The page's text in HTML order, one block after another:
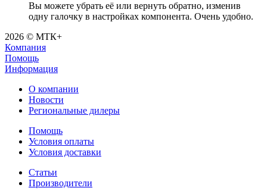
Вы можете убрать её или вернуть обратно, изменив
одну галочку в настройках компонента. Очень удобно.
2026 © МТК+
Компания
Помощь
Информация
О компании
Новости
Региональные дилеры
Помощь
Условия оплаты
Условия доставки
Статьи
Производители